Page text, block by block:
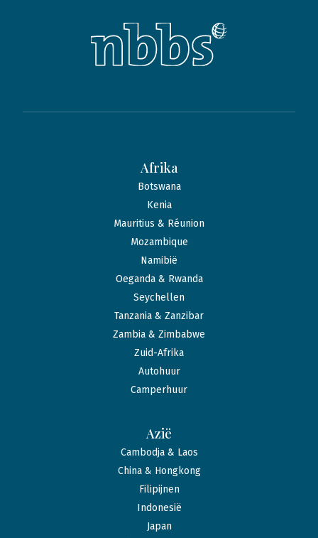
Afrika
Botswana
Kenia
Mauritius & Réunion
Mozambique
Namibië
Oeganda & Rwanda
Seychellen
Tanzania & Zanzibar
Zambia & Zimbabwe
Zuid-Afrika
Autohuur
Camperhuur
Azië
Cambodja & Laos
China & Hongkong
Filipijnen
Indonesië
Japan